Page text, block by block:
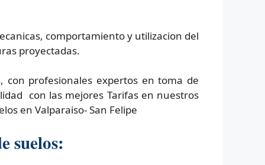
comportamiento y utilizacion del
proyectadas.
con profesionales expertos en toma de
con las mejores Tarifas en nuestros
en Valparaiso- San Felipe
suelos: